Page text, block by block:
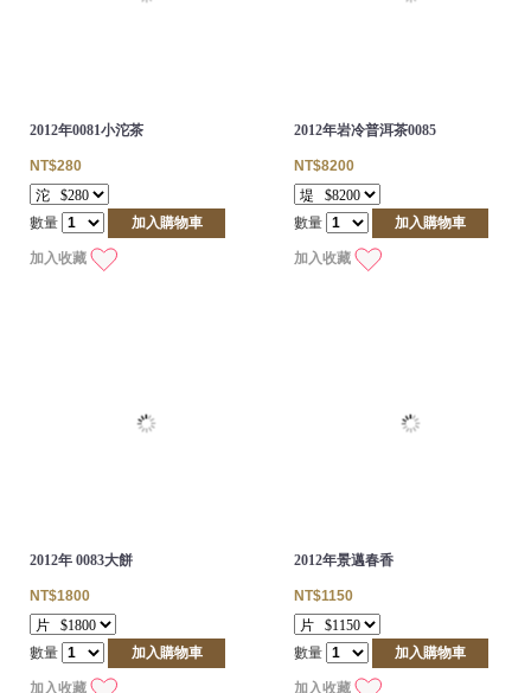
2012年0081小沱茶
NT$280
數量 加入購物車
加入收藏
2012年岩冷普洱茶0085
NT$8200
數量 加入購物車
加入收藏
2012年 0083大餅
NT$1800
數量 加入購物車
加入收藏
2012年景邁春香
NT$1150
數量 加入購物車
加入收藏